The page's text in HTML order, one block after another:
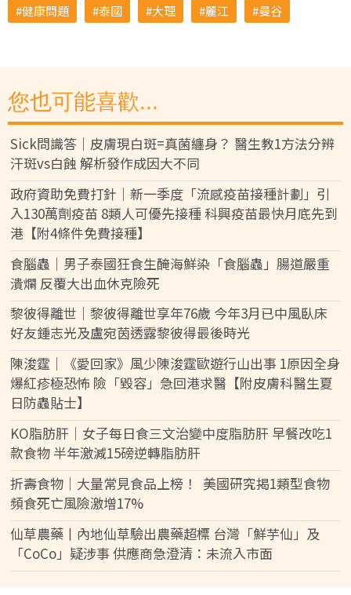
健康問題 泰國 大理 麗江 曼谷
您也可能喜歡...
Sick問識答｜皮膚現白斑=真菌纏身？ 醫生教1方法分辨
汗斑vs白蝕 解析發作成因大不同
政府資助免費打針｜新一季度「流感疫苗接種計劃」引
入130萬劑疫苗 8類人可優先接種 科興疫苗最快月底先到
港【附4條件免費接種】
食腦蟲｜男子泰國狂食生醃海鮮染「食腦蟲」腸道嚴重
潰爛 反覆大出血休克險死
黎彼得離世｜黎彼得離世享年76歲 今年3月已中風臥床
好友鍾志光及盧宛茵透露黎彼得最後時光
陳浚霆｜《愛回家》風少陳浚霆歐遊行山出事 1原因全身
爆紅疹極恐怖 險「毀容」急回港求醫【附皮膚科醫生夏
日防蟲貼士】
KO脂肪肝｜女子每日食三文治變中度脂肪肝 早餐改吃1
款食物 半年激減15磅逆轉脂肪肝
折壽食物｜大量常見食品上榜！ 美國研究揭1類型食物
頻食死亡風險激增17%
仙草農藥丨內地仙草驗出農藥超標 台灣「鮮芋仙」及
「CoCo」疑涉事 供應商急澄清：未流入市面